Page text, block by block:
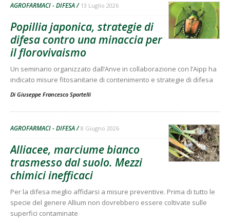
AGROFARMACI - DIFESA 13 Luglio 2026
Popillia japonica, strategie di
difesa contro una minaccia per
il florovivaismo
Un seminario organizzato dall’Anve in collaborazione con l’Aipp ha
indicato misure fitosanitarie di contenimento e strategie di difesa
Di Giuseppe Francesco Sportelli
AGROFARMACI - DIFESA 8 Giugno 2026
Alliacee, marciume bianco
trasmesso dal suolo. Mezzi
chimici inefficaci
Per la difesa meglio affidarsi a misure preventive. Prima di tutto le
specie del genere Allium non dovrebbero essere coltivate sulle
superfici contaminate